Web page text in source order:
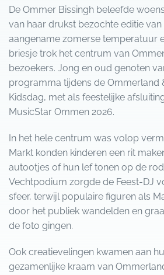
De Ommer Bissingh beleefde
van haar drukst bezochte editie van
aangename zomerse temperatuur
briesje trok het centrum van
bezoekers. Jong en oud genoten
programma tijdens de Ommerland
Kidsdag, met als feestelijke
MusicStar Ommen 2026.
In het hele centrum was volop
Markt konden kinderen een rit
autootjes of hun lef tonen op de
Vechtpodium zorgde de Feest-DJ
sfeer, terwijl populaire figuren als
door het publiek wandelden en
de foto gingen.
Ook creatievelingen kwamen aan
gezamenlijke kraam van